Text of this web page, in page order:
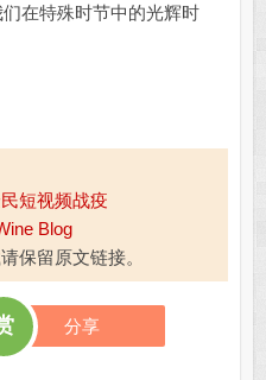
在特殊时节中的光辉时
短视频战疫
Blog
保留原文链接。
分享